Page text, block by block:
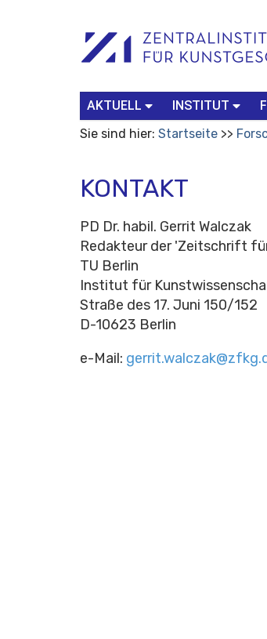
Werkzeuge
Search…
AKTUELL INSTITUT
Sie sind hier: Startseite
KONTAKT
PD Dr. habil. Gerrit Walczak
Redakteur der 'Zeitschrift
TU Berlin
Institut für
Straße des 17. Juni 150/152
D-10623 Berlin
e-Mail: